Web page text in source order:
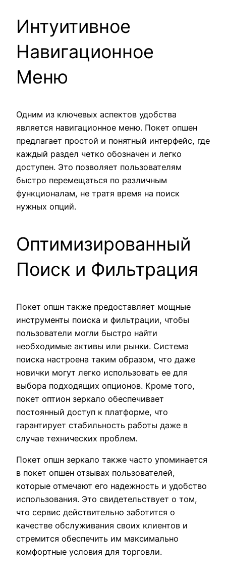
Интуитивное
Навигационное
Меню
Одним из ключевых аспектов удобства
является навигационное меню. Покет опшен
предлагает простой и понятный интерфейс, где
каждый раздел четко обозначен и легко
доступен. Это позволяет пользователям
быстро перемещаться по различным
функционалам, не тратя время на поиск
нужных опций.
Оптимизированный
Поиск и Фильтрация
Покет опшн также предоставляет мощные
инструменты поиска и фильтрации, чтобы
пользователи могли быстро найти
необходимые активы или рынки. Система
поиска настроена таким образом, что даже
новички могут легко использовать ее для
выбора подходящих опционов. Кроме того,
покет оптион зеркало обеспечивает
постоянный доступ к платформе, что
гарантирует стабильность работы даже в
случае технических проблем.
Покет опшн зеркало также часто упоминается
в покет опшен отзывах пользователей,
которые отмечают его надежность и удобство
использования. Это свидетельствует о том,
что сервис действительно заботится о
качестве обслуживания своих клиентов и
стремится обеспечить им максимально
комфортные условия для торговли.